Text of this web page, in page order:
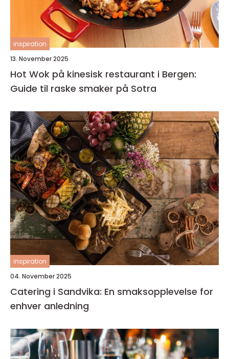
inspiration
13. November 2025
Hot Wok på kinesisk restaurant i Bergen:
Guide til raske smaker på Sotra
inspiration
04. November 2025
Catering i Sandvika: En smaksopplevelse for
enhver anledning